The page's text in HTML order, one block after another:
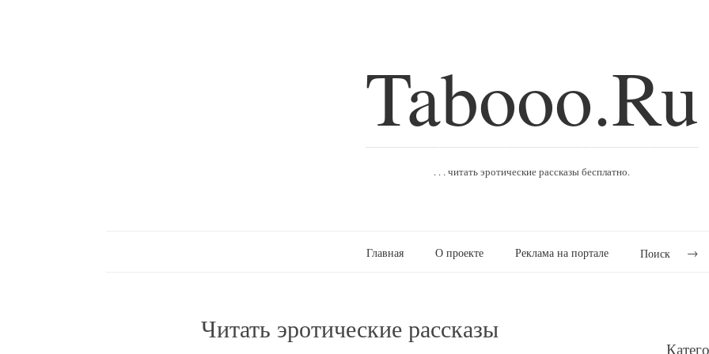
Tabooo.Ru
. . . читать эротические рассказы бесплатно.
Главная О проекте Реклама на портале Поиск
Читать эротические рассказы